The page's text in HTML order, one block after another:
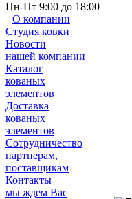
Пн-Пт 9:00 до 18:00
О компании
Студия ковки
Новости
нашей компании
Каталог
кованых
элементов
Доставка
кованых
элементов
Сотрудничество
партнерам,
поставщикам
Контакты
мы ждем Вас